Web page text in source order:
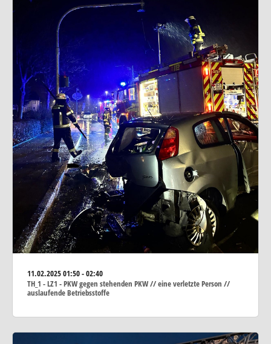
11.02.202501:50 - 02:40
TH_1 - LZ1 - PKW gegen stehenden PKW // eine verletzte Person //
auslaufende Betriebsstoffe